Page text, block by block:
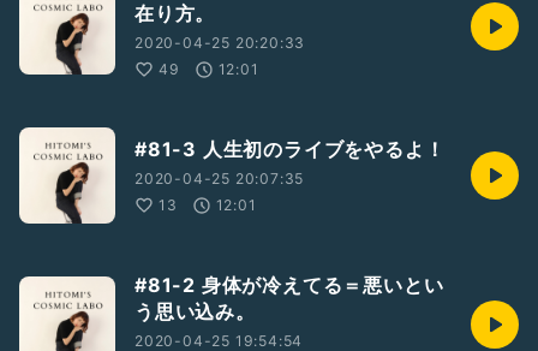
在り方。
2020-04-25 20:20:33
49
12:01
#81-3 人生初のライブをやるよ！
2020-04-25 20:07:35
13
12:01
#81-2 身体が冷えてる＝悪いとい
う思い込み。
2020-04-25 19:54:54